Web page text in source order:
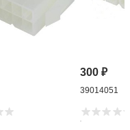
300₽
39014051